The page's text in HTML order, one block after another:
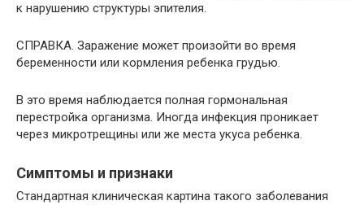
к нарушению структуры эпителия.
СПРАВКА. Заражение может произойти во время
беременности или кормления ребенка грудью.
В это время наблюдается полная гормональная
перестройка организма. Иногда инфекция проникает
через микротрещины или же места укуса ребенка.
Симптомы и признаки
Стандартная клиническая картина такого заболевания